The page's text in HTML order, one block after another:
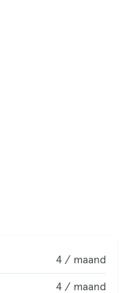
4 / maand
4 / maand